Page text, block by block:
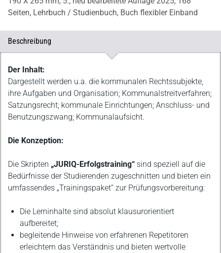
Seiten, Lehrbuch / Studienbuch, Buch flexibler Einband
Beschreibung
Beschreibung
Der Inhalt:
Dargestellt werden u.a. die kommunalen Rechtssubjekte,
ihre Aufgaben und Organisation; Kommunalstreitverfahren;
Satzungsrecht; kommunale Einrichtungen; Anschluss- und
Benutzungszwang; Kommunalaufsicht.
Die Konzeption:
Die Skripten „JURIQ-Erfolgstraining“ sind speziell auf die
Bedürfnisse der Studierenden zugeschnitten und bieten ein
umfassendes „Trainingspaket“ zur Prüfungsvorbereitung:
Die Lerninhalte sind absolut klausurorientiert
aufbereitet;
begleitende Hinweise von erfahrenen Repetitoren
erleichtern das Verständnis und bieten wertvolle